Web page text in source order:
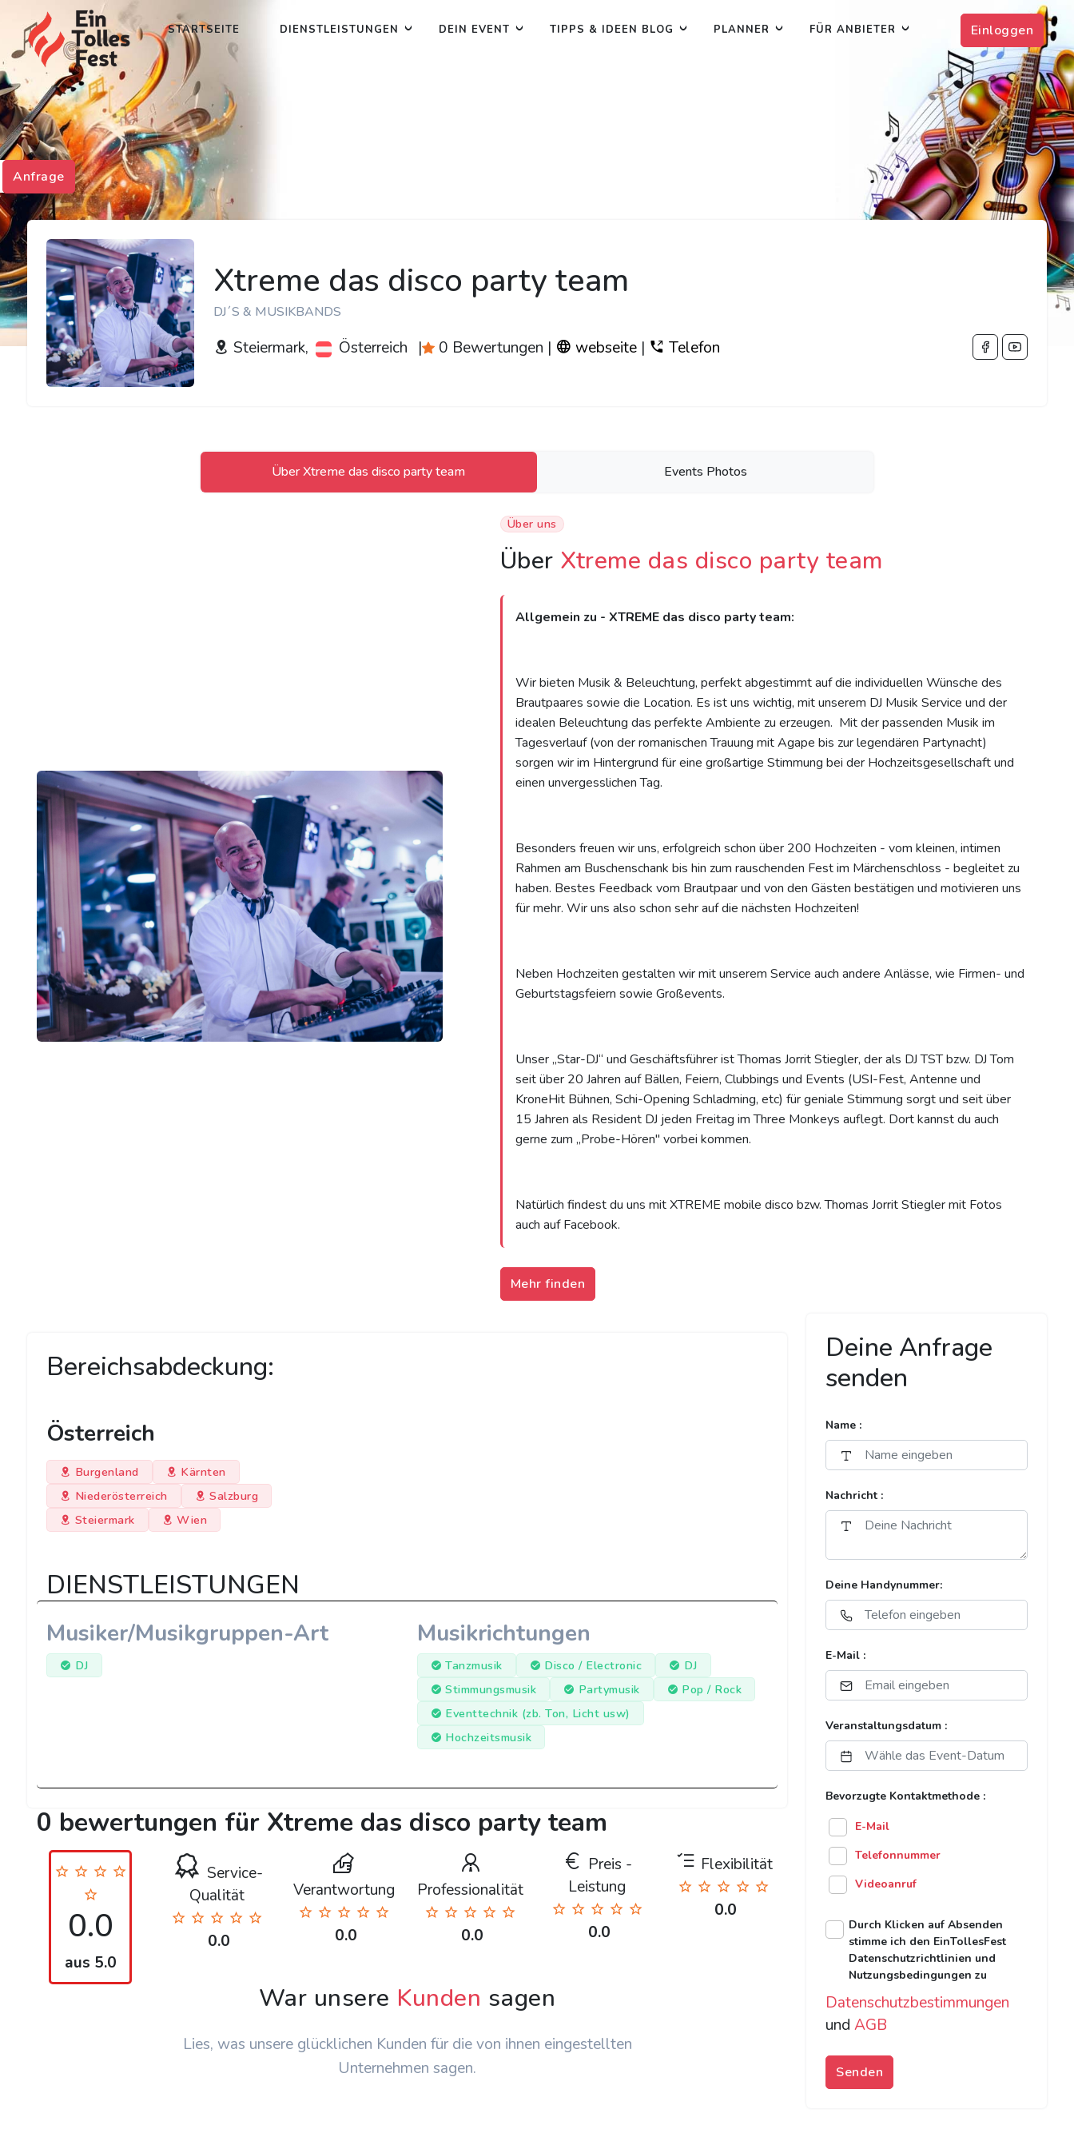
Einloggen
STARTSEITE DIENSTLEISTUNGEN DEIN EVENT TIPPS & IDEEN BLOG PLANNER FÜR ANBIETER
Xtreme das disco party team
DJ´S & MUSIKBANDS
Steiermark, Österreich | 0 Bewertungen | webseite| Telefon
Über Xtreme das disco party team Events Photos
Über uns
Über Xtreme das disco party team
Allgemein zu - XTREME das disco party team:
Wir bieten Musik & Beleuchtung, perfekt abgestimmt auf die individuellen Wünsche des
Brautpaares sowie die Location. Es ist uns wichtig, mit unserem DJ Musik Service und der
idealen Beleuchtung das perfekte Ambiente zu erzeugen. Mit der passenden Musik im
Tagesverlauf (von der romanischen Trauung mit Agape bis zur legendären Partynacht)
sorgen wir im Hintergrund für eine großartige Stimmung bei der Hochzeitsgesellschaft und
einen unvergesslichen Tag.
Besonders freuen wir uns, erfolgreich schon über 200 Hochzeiten - vom kleinen, intimen
Rahmen am Buschenschank bis hin zum rauschenden Fest im Märchenschloss - begleitet zu
haben. Bestes Feedback vom Brautpaar und von den Gästen bestätigen und motivieren uns
für mehr. Wir uns also schon sehr auf die nächsten Hochzeiten!
Neben Hochzeiten gestalten wir mit unserem Service auch andere Anlässe, wie Firmen- und
Geburtstagsfeiern sowie Großevents.
Unser „Star-DJ“ und Geschäftsführer ist Thomas Jorrit Stiegler, der als DJ TST bzw. DJ Tom
seit über 20 Jahren auf Bällen, Feiern, Clubbings und Events (USI-Fest, Antenne und
KroneHit Bühnen, Schi-Opening Schladming, etc) für geniale Stimmung sorgt und seit über
15 Jahren als Resident DJ jeden Freitag im Three Monkeys auflegt. Dort kannst du auch
gerne zum „Probe-Hören" vorbei kommen.
Natürlich findest du uns mit XTREME mobile disco bzw. Thomas Jorrit Stiegler mit Fotos
auch auf Facebook.
Mehr finden
Bereichsabdeckung:
Österreich
Burgenland
Kärnten
Niederösterreich
Salzburg
Steiermark
Wien
DIENSTLEISTUNGEN
Musiker/Musikgruppen-Art
DJ
Musikrichtungen
Tanzmusik Disco / Electronic
DJ
Stimmungsmusik
Partymusik
Pop / Rock
Eventtechnik (zb. Ton, Licht usw)
Hochzeitsmusik
0 bewertungen für Xtreme das disco party team
0.0
aus 5.0
Service-
Qualität
0.0
Verantwortung
0.0
Professionalität
0.0
Preis -
Leistung
0.0
Flexibilität
0.0
War unsere Kunden sagen
Lies, was unsere glücklichen Kunden für die von ihnen eingestellten
Unternehmen sagen.
Deine Anfrage
senden
Name :
Nachricht :
Deine Handynummer:
E-Mail :
Veranstaltungsdatum :
Bevorzugte Kontaktmethode :
E-Mail
Telefonnummer
Videoanruf
Durch Klicken auf Absenden
stimme ich den EinTollesFest
Datenschutzrichtlinien und
Nutzungsbedingungen zu
Datenschutzbestimmungen
und AGB
Senden
Anfrage